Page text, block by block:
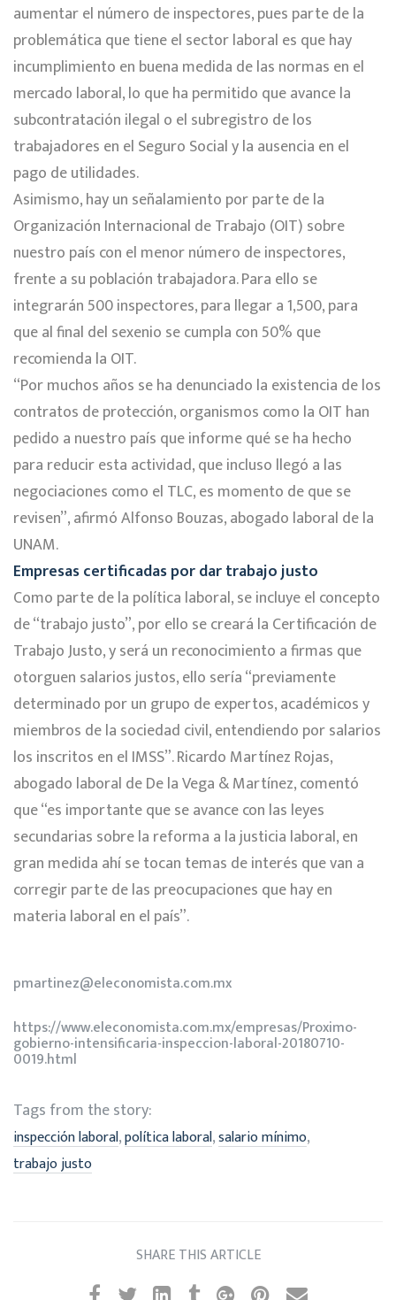
aumentar el número de inspectores, pues parte de la
problemática que tiene el sector laboral es que hay
incumplimiento en buena medida de las normas en el
mercado laboral, lo que ha permitido que avance la
subcontratación ilegal o el subregistro de los
trabajadores en el Seguro Social y la ausencia en el
pago de utilidades.
Asimismo, hay un señalamiento por parte de la
Organización Internacional de Trabajo (OIT) sobre
nuestro país con el menor número de inspectores,
frente a su población trabajadora. Para ello se
integrarán 500 inspectores, para llegar a 1,500, para
que al final del sexenio se cumpla con 50% que
recomienda la OIT.
“Por muchos años se ha denunciado la existencia de los
contratos de protección, organismos como la OIT han
pedido a nuestro país que informe qué se ha hecho
para reducir esta actividad, que incluso llegó a las
negociaciones como el TLC, es momento de que se
revisen”, afirmó Alfonso Bouzas, abogado laboral de la
UNAM.
Empresas certificadas por dar trabajo justo
Como parte de la política laboral, se incluye el concepto
de “trabajo justo”, por ello se creará la Certificación de
Trabajo Justo, y será un reconocimiento a firmas que
otorguen salarios justos, ello sería “previamente
determinado por un grupo de expertos, académicos y
miembros de la sociedad civil, entendiendo por salarios
los inscritos en el IMSS”. Ricardo Martínez Rojas,
abogado laboral de De la Vega & Martínez, comentó
que “es importante que se avance con las leyes
secundarias sobre la reforma a la justicia laboral, en
gran medida ahí se tocan temas de interés que van a
corregir parte de las preocupaciones que hay en
materia laboral en el país”.
pmartinez@eleconomista.com.mx
https://www.eleconomista.com.mx/empresas/Proximo-
gobierno-intensificaria-inspeccion-laboral-20180710-
0019.html
Tags from the story:
inspección laboral,política laboral,salario mínimo,
trabajo justo
SHARE THIS ARTICLE